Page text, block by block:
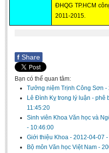
ĐHQG TP.HCM
2011-2015.
f Share
Bạn có thể quan tâm:
Tưởng niệm Trịnh Công Sơn -
Lê Đình Kỵ trong lý luận - phê
11:45:20
Sinh viên Khoa Văn học và
- 10:46:00
Giới thiệu Khoa - 2012-04-07
Bộ môn Văn học Việt Nam -